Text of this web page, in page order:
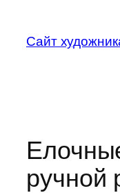
содержимому
Сайт
ручной